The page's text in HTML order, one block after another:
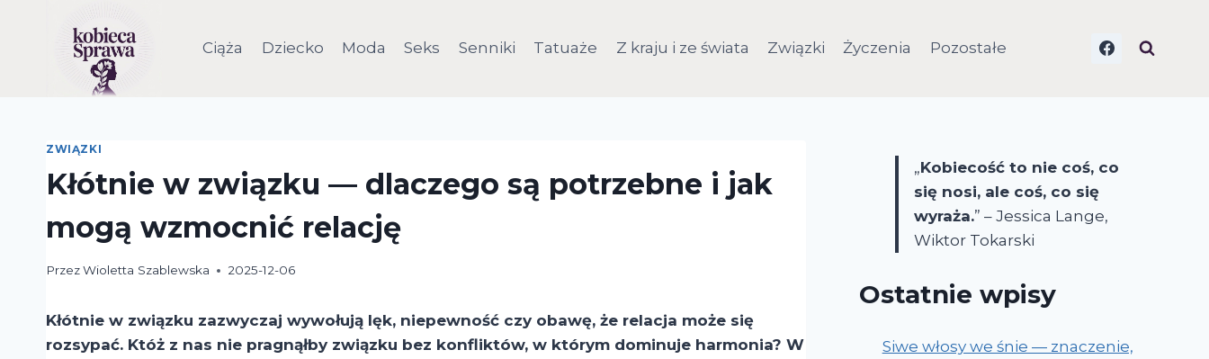
Ciąża Dziecko Moda Seks Senniki Tatuaże Z kraju i ze świata Związki Życzenia Pozostałe
ZWIĄZKI
Kłótnie w związku — dlaczego są potrzebne i jak
mogą wzmocnić relację
PrzezWioletta Szablewska 2025-12-06
Kłótnie w związku zazwyczaj wywołują lęk, niepewność czy obawę, że relacja może się
rozsypać. Któż z nas nie pragnąłby związku bez konfliktów, w którym dominuje harmonia? W
„Kobiecość to nie coś, co
się nosi, ale coś, co się
wyraża.” – Jessica Lange,
Wiktor Tokarski
Ostatnie wpisy
Siwe włosy we śnie — znaczenie,